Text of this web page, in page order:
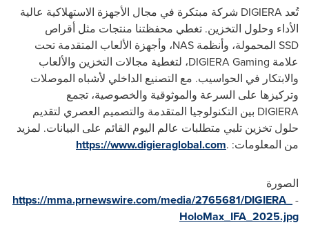
تُعد DIGIERA شركة مبتكرة في مجال الأجهزة الاستهلاكية عالية
الأداء وحلول التخزين. تغطي محفظتنا منتجات مثل أقراص
SSD المحمولة، وأنظمة NAS، وأجهزة الألعاب المتقدمة تحت
علامة DIGIERA Gaming، لتغطية مجالات التخزين والألعاب
والابتكار في الحواسيب. مع التصنيع الداخلي لأشباه الموصلات
وتركيزها على السرعة والموثوقية والخصوصية، تجمع
DIGIERA بين التكنولوجيا المتقدمة والتصميم العصري لتقديم
حلول تخزين تلبي متطلبات عالم اليوم القائم على البيانات. لمزيد
من المعلومات: .
https://www.digieraglobal.com
الصورة
-
https://mma.prnewswire.com/media/2765681/DIGIERA_
HoloMax_IFA_2025.jpg